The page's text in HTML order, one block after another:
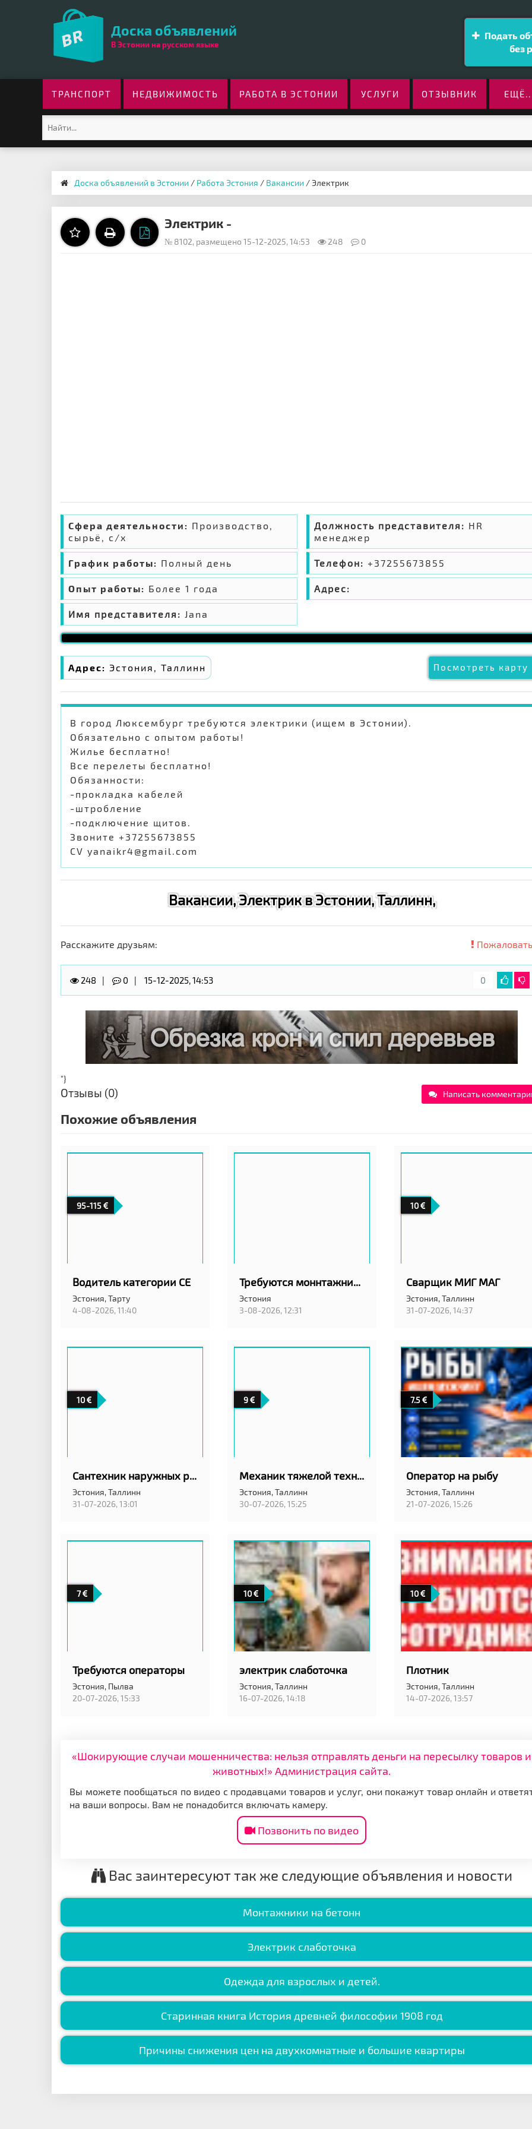
Доска объявлений
В Эстонии на русском языке
Подать
без
ТРАНСПОРТ НЕДВИЖИМОСТЬ РАБОТА В ЭСТОНИИ УСЛУГИ ОТЗЫВНИК
Доска объявлений в Эстонии / Работа Эстония / Вакансии / Электрик
Электрик -
№ 8102, размещено 15-12-2025, 14:53 248 0
Сфера деятельности: Производство,
сырьё, с/х
График работы: Полный день
Опыт работы: Более 1 года
Имя представителя: Jana
Должность представителя: HR
менеджер
Телефон: +37255673855
Адрес:
Адрес: Эстония, Таллинн Посмотреть карту
В город Люксембург требуются электрики (ищем в Эстонии).
Обязательно с опытом работы!
Жилье бесплатно!
Все перелеты бесплатно!
Обязанности:
-прокладка кабелей
-штробление
-подключение щитов.
Звоните +37255673855
CV yanaikr4@gmail.com
Вакансии, Электрик в Эстонии, Таллинн,
Расскажите друзьям:
248 0 15-12-2025, 14:53 0
"}
Отзывы (0) Написать
Похожие объявления
95-115
Водитель категории CE
Эстония,Тарту
4-08-2026, 11:40
Требуются моннтажники вентиляции в город Вильянди! С проживанием!
Эстония
3-08-2026, 12:31
10
Сварщик МИГ МАГ
Эстония,Таллинн
31-07-2026, 14:37
10
Сантехник наружных работ
Эстония,Таллинн
31-07-2026, 13:01
9
Механик тяжелой техники
Эстония,Таллинн
30-07-2026, 15:25
7.5
Оператор на рыбу
Эстония,Таллинн
21-07-2026, 15:26
7
Требуются операторы
Эстония, Пылва
20-07-2026, 15:33
10
электрик слаботочка
Эстония,Таллинн
16-07-2026, 14:18
10
Плотник
Эстония,Таллинн
14-07-2026, 13:57
«Шокирующие случаи мошенничества: нельзя отправлять деньги на пересылку товаров и
животных!» Администрация сайта.
Вы можете пообщаться по видео с продавцами товаров и услуг, они покажут товар онлайн и
на ваши вопросы. Вам не понадобится включать камеру.
Позвонить по видео
Вас заинтересуют так же следующие объявления и новости
Монтажники на бетонн
Электрик слаботочка
Одежда для взрослых и детей.
Старинная книга История древней философии 1908 год
Причины снижения цен на двухкомнатные и большие квартиры